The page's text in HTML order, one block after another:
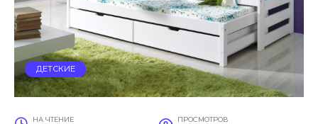
ДЕТСКИЕ
НА ЧТЕНИЕ ПРОСМОТРОВ